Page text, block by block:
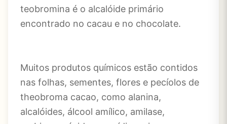
teobromina é o alcalóide primário
encontrado no cacau e no chocolate.
Muitos produtos químicos estão contidos
nas folhas, sementes, flores e pecíolos de
theobroma cacao, como alanina,
alcalóides, álcool amílico, amilase,